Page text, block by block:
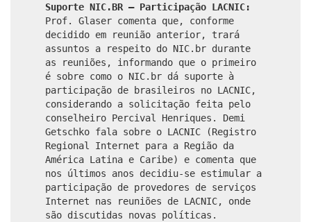
Suporte NIC.BR – Participação LACNIC:
Prof. Glaser comenta que, conforme
decidido em reunião anterior, trará
assuntos a respeito do NIC.br durante
as reuniões, informando que o primeiro
é sobre como o NIC.br dá suporte à
participação de brasileiros no LACNIC,
considerando a solicitação feita pelo
conselheiro Percival Henriques. Demi
Getschko fala sobre o LACNIC (Registro
Regional Internet para a Região da
América Latina e Caribe) e comenta que
nos últimos anos decidiu-se estimular a
participação de provedores de serviços
Internet nas reuniões de LACNIC, onde
são discutidas novas políticas.